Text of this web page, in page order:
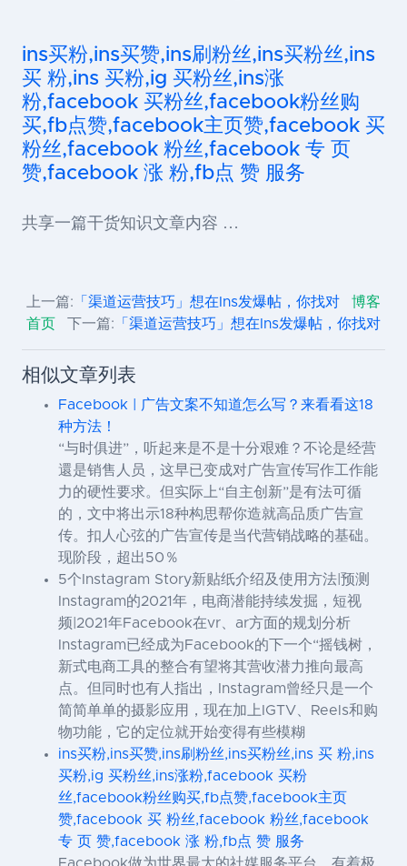
ins买粉,ins买赞,ins刷粉丝,ins买粉丝,ins
买 粉,ins 买粉,ig 买粉丝,ins涨
粉,facebook 买粉丝,facebook粉丝购
买,fb点赞,facebook主页赞,facebook 买
粉丝,facebook 粉丝,facebook 专 页
赞,facebook 涨 粉,fb点 赞 服务
共享一篇干货知识文章内容 …
上一篇: 「渠道运营技巧」想在Ins发爆帖，你找对
博客
首页
下一篇: 「渠道运营技巧」想在Ins发爆帖，你找对
相似文章列表
Facebook | 广告文案不知道怎么写？来看看这18
种方法！
“与时俱进”，听起来是不是十分艰难？不论是经营
還是销售人员，这早已变成对广告宣传写作工作能
力的硬性要求。但实际上“自主创新”是有法可循
的，文中将出示18种构思帮你造就高品质广告宣
传。扣人心弦的广告宣传是当代营销战略的基础。
现阶段，超出50％
5个Instagram Story新贴纸介绍及使用方法|预测
Instagram的2021年，电商潜能持续发掘，短视
频|2021年Facebook在vr、ar方面的规划分析
Instagram已经成为Facebook的下一个“摇钱树，
新式电商工具的整合有望将其营收潜力推向最高
点。但同时也有人指出，Instagram曾经只是一个
简简单单的摄影应用，现在加上IGTV、Reels和购
物功能，它的定位就开始变得有些模糊
ins买粉,ins买赞,ins刷粉丝,ins买粉丝,ins 买 粉,ins
买粉,ig 买粉丝,ins涨粉,facebook 买粉
丝,facebook粉丝购买,fb点赞,facebook主页
赞,facebook 买 粉丝,facebook 粉丝,facebook
专 页 赞,facebook 涨 粉,fb点 赞 服务